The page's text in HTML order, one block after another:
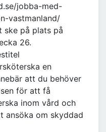
jobba-med-
vastmanland/
ske på plats på
26.
en
att du behöver
för att få
inom vård och
ansöka om skyddad